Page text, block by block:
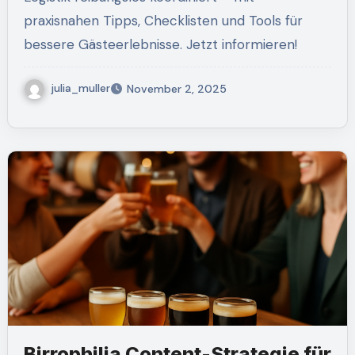
praxisnahen Tipps, Checklisten und Tools für
bessere Gästeerlebnisse. Jetzt informieren!
julia_muller November 2, 2025